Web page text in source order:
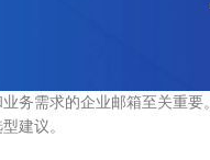
务需求的企业邮箱至关重
建议。